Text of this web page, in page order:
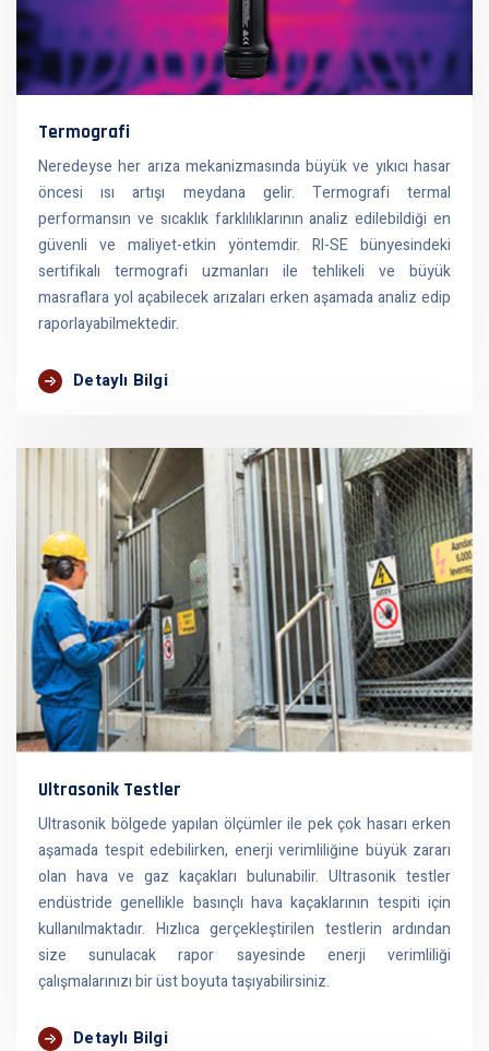
Termografi
Neredeyse her arıza mekanizmasında büyük ve yıkıcı hasar
öncesi ısı artışı meydana gelir. Termografi termal
performansın ve sıcaklık farklılıklarının analiz edilebildiği en
güvenli ve maliyet-etkin yöntemdir. RI-SE bünyesindeki
sertifikalı termografi uzmanları ile tehlikeli ve büyük
masraflara yol açabilecek arızaları erken aşamada analiz edip
raporlayabilmektedir.
Detaylı Bilgi
Ultrasonik Testler
Ultrasonik bölgede yapılan ölçümler ile pek çok hasarı erken
aşamada tespit edebilirken, enerji verimliliğine büyük zararı
olan hava ve gaz kaçakları bulunabilir. Ultrasonik testler
endüstride genellikle basınçlı hava kaçaklarının tespiti için
kullanılmaktadır. Hızlıca gerçekleştirilen testlerin ardından
size sunulacak rapor sayesinde enerji verimliliği
çalışmalarınızı bir üst boyuta taşıyabilirsiniz.
Detaylı Bilgi